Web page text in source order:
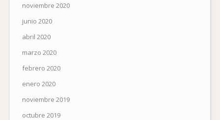
noviembre 2020
junio 2020
abril 2020
marzo 2020
febrero 2020
enero 2020
noviembre 2019
octubre 2019